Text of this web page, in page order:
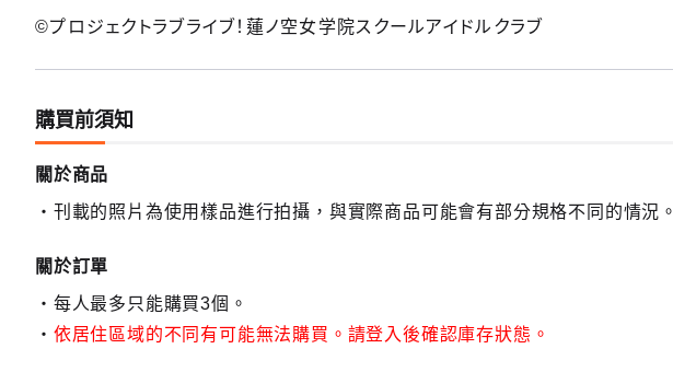
©プロジェクトラブライブ！蓮ノ空女学院スクールアイドルクラブ
購買前須知
關於商品
刊載的照片為使用樣品進行拍攝，與實際商品可能會有部分規格不同的情況。
關於訂單
每人最多只能購買3個。
依居住區域的不同有可能無法購買。請登入後確認庫存狀態。